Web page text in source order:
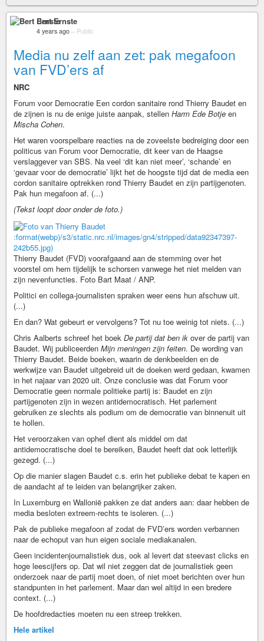
Bert Ernste
4 years ago – Public
Media nu zelf aan zet: pak megafoon
van FVD’ers af
NRC
Forum voor Democratie Een cordon sanitaire rond Thierry Baudet en
de zijnen is nu de enige juiste aanpak, stellen Harm Ede Botje en
Mischa Cohen.
Het waren voorspelbare reacties na de zoveelste bedreiging door een
politicus van Forum voor Democratie, dit keer van de Haagse
verslaggever van SBS. Na veel ‘dit kan niet meer’, ‘schande’ en
‘gevaar voor de democratie’ lijkt het de hoogste tijd dat de media een
cordon sanitaire optrekken rond Thierry Baudet en zijn partijgenoten.
Pak hun megafoon af. (...)
(Tekst loopt door onder de foto.)
:format(webp)/s3/static.nrc.nl/images/gn4/stripped/data92347397-
242b55.jpg)
Thierry Baudet (FVD) voorafgaand aan de stemming over het
voorstel om hem tijdelijk te schorsen vanwege het niet melden van
zijn nevenfuncties. Foto Bart Maat / ANP.
Politici en collega-journalisten spraken weer eens hun afschuw uit.
(...)
En dan? Wat gebeurt er vervolgens? Tot nu toe weinig tot niets. (...)
Chris Aalberts schreef het boek De partij dat ben ik over de partij van
Baudet. Wij publiceerden Mijn meningen zijn feiten. De wording van
Thierry Baudet. Beide boeken, waarin de denkbeelden en de
werkwijze van Baudet uitgebreid uit de doeken werd gedaan, kwamen
in het najaar van 2020 uit. Onze conclusie was dat Forum voor
Democratie geen normale politieke partij is: Baudet en zijn
partijgenoten zijn in wezen antidemocratisch. Het parlement
gebruiken ze slechts als podium om de democratie van binnenuit uit
te hollen.
Het veroorzaken van ophef dient als middel om dat
antidemocratische doel te bereiken, Baudet heeft dat ook letterlijk
gezegd. (...)
Op die manier slagen Baudet c.s. erin het publieke debat te kapen en
de aandacht af te leiden van belangrijker zaken.
In Luxemburg en Wallonië pakken ze dat anders aan: daar hebben de
media besloten extreem-rechts te isoleren. (...)
Pak de publieke megafoon af zodat de FVD’ers worden verbannen
naar de echoput van hun eigen sociale mediakanalen.
Geen incidentenjournalistiek dus, ook al levert dat steevast clicks en
hoge leescijfers op. Dat wil niet zeggen dat de journalistiek geen
onderzoek naar de partij moet doen, of niet moet berichten over hun
standpunten in het parlement. Maar dan wel altijd in een bredere
context. (...)
De hoofdredacties moeten nu een streep trekken.
Hele artikel